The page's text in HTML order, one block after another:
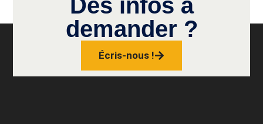
Des infos à
demander ?
Écris-nous !